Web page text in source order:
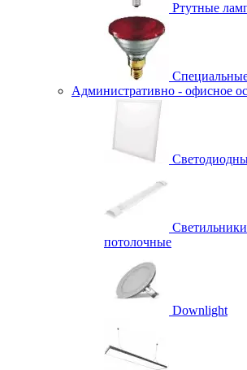
Ртутные
Административно - офисное
потолочные
Downlight